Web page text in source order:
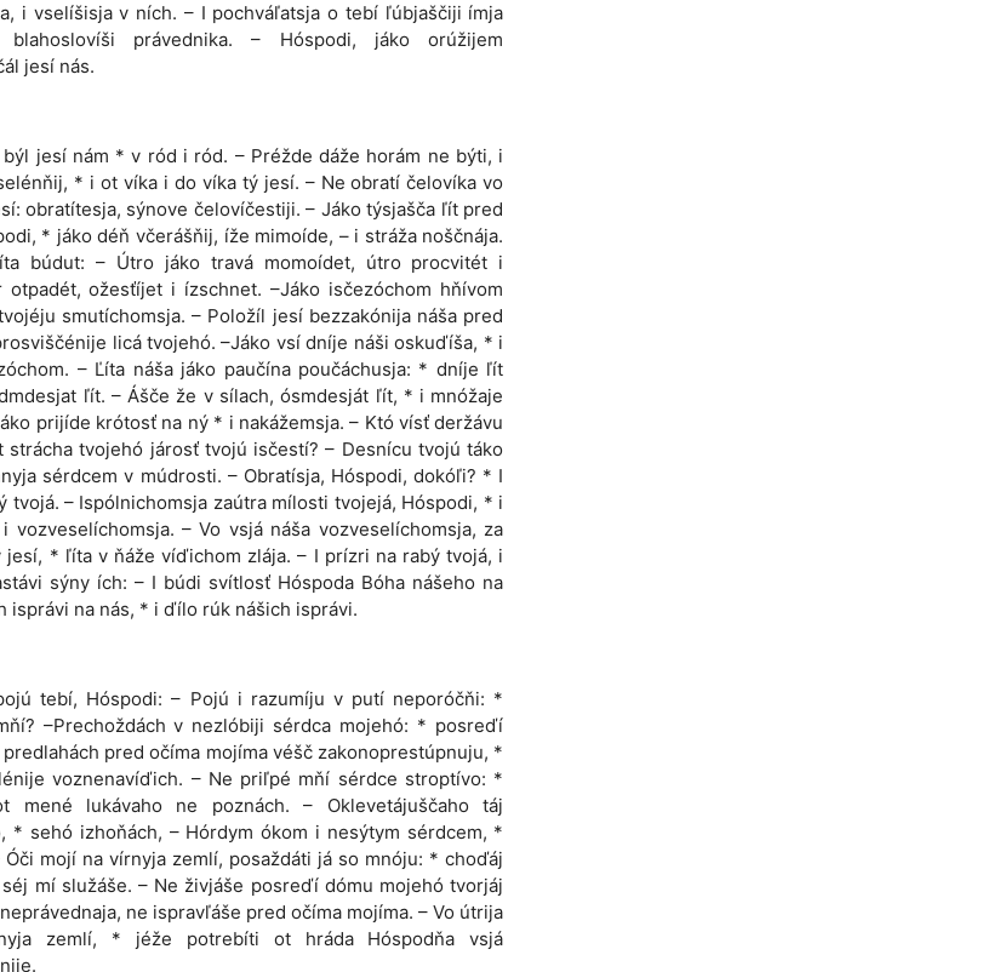
i vselíšisja v ních. – I pochváľatsja o tebí ľúbjaščiji ímja
právednika. – Hó­spodi, jáko orúžijem
jesí nás.
jesí nám * v ród i ród. – Préžde dáže horám ne býti, i
* i ot víka i do víka tý jesí. – Ne obratí čelovíka vo
obratítesja, sýnove čelovíčestiji. – Jáko týsjašča ľít pred
* jáko déň včerášňij, íže mimoíde, – i stráža noščnája.
búdut: – Útro jáko travá momoídet, útro procvitét i
ožesťíjet i ízschnet. –Jáko isčezóchom hňívom
smutíchomsja. – Položíl jesí bezzakónija náša pred
licá tvojehó. –Jáko vsí dníje náši oskuďíša, * i
– Ľíta náša jáko paučína poučáchusja: * dníje ľít
ľít. – Ášče že v sílach, ósmdesját ľít, * i mnóžaje
prijíde krótosť na ný * i nakážemsja. – Któ vísť deržávu
tvojehó járosť tvojú isčestí? – Desnícu tvojú táko
sérdcem v múdrosti. – Obratísja, Hóspodi, dokóľi? * I
tvojá. – Ispólnichomsja zaútra mílosti tvojejá, Hóspodi, * i
vozveselíchomsja. – Vo vsjá náša vozveselíchomsja, za
* ľíta v ňáže víďichom zlája. – I prízri na rabý tvojá, i
sýny ích: – I búdi svítlosť Hóspoda Bóha nášeho na
isprávi na nás, * i ďílo rúk nášich isprávi.
tebí, Hóspodi: – Pojú i razumíju v putí neporóčňi: *
–Prechoždách v nezlóbiji sérdca mojehó: * posreďí
pred očíma mojíma véšč zakonoprestúpnuju, *
voznenavíďich. – Ne priľpé mňí sérdce stroptívo: *
mené lukávaho ne poznách. – Oklevetájuščaho táj
* sehó izhoňách, – Hórdym ókom i nesýtym sérdcem, *
mojí na vírnyja zemlí, posaždáti já so mnóju: * choďáj
mí služáše. – Ne živjáše posreďí dómu mojehó tvorjáj
ne ispravľáše pred očíma mojíma. – Vo útrija
zemlí, * jéže potrebíti ot hráda Hóspodňa vsjá